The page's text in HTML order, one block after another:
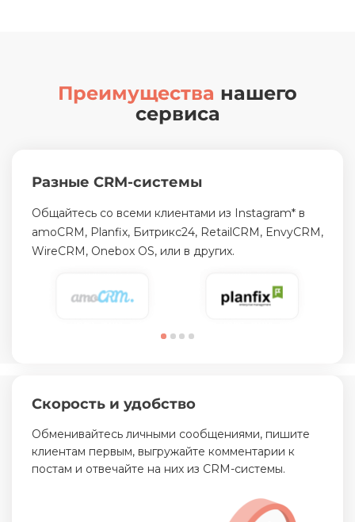
Преимущества нашего
сервиса
Разные CRM-системы
Общайтесь со всеми клиентами из Instagram* в
amoCRM, Planfix, Битрикс24, RetailCRM, EnvyCRM,
WireCRM, Onebox OS, или в других.
Скорость и удобство
Обменивайтесь личными сообщениями, пишите
клиентам первым, выгружайте комментарии к
постам и отвечайте на них из CRM-системы.